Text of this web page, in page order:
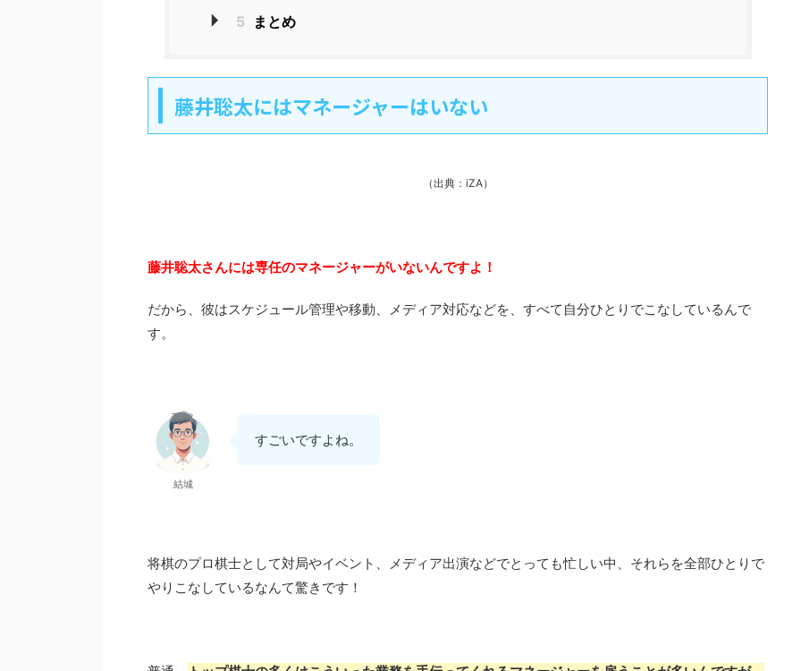
5 まとめ
藤井聡太にはマネージャーはいない
（出典：iZA）
藤井聡太さんには専任のマネージャーがいないんですよ！
だから、彼はスケジュール管理や移動、メディア対応などを、すべて自分ひとりでこなしているんで
す。
結城
すごいですよね。
将棋のプロ棋士として対局やイベント、メディア出演などでとっても忙しい中、それらを全部ひとりで
やりこなしているなんて驚きです！